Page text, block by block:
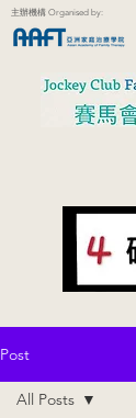
主辦機構 Organised by:
Post
All Posts